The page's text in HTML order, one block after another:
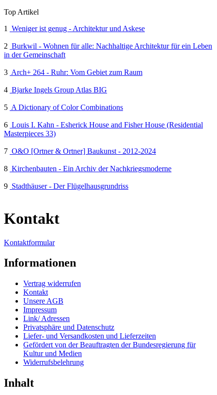
Top Artikel
1
Weniger ist genug - Architektur und Askese
2 Burkwil - Wohnen für alle: Nachhaltige Architektur für ein Leben
in der Gemeinschaft
3 Arch+ 264 - Ruhr: Vom Gebiet zum Raum
4 Bjarke Ingels Group Atlas BIG
5 A Dictionary of Color Combinations
6 Louis I. Kahn - Esherick House and Fisher House (Residential
Masterpieces 33)
7 O&O [Ortner & Ortner] Baukunst - 2012-2024
8 Kirchenbauten - Ein Archiv der Nachkriegsmoderne
9 Stadthäuser - Der Flügelhausgrundriss
Kontakt
Kontaktformular
Informationen
Vertrag widerrufen
Kontakt
Unsere AGB
Impressum
Link/ Adressen
Privatsphäre und Datenschutz
Liefer- und Versandkosten und Lieferzeiten
Gefördert von der Beauftragten der Bundesregierung für
Kultur und Medien
Widerrufsbelehrung
Inhalt